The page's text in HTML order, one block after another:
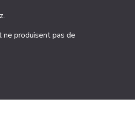
produisent pas de